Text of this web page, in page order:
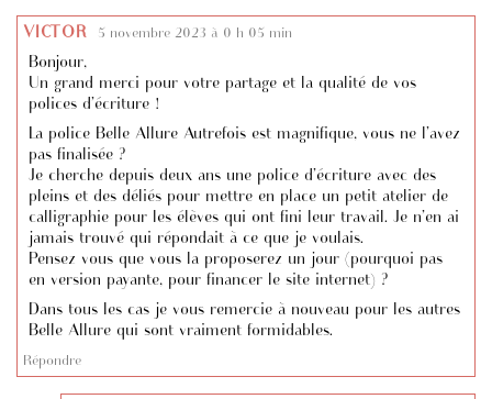
VICTOR 5 novembre 2023 à 0 h 05 min
Bonjour,
Un grand merci pour votre partage et la qualité de vos
polices d’écriture !
La police Belle Allure Autrefois est magnifique, vous ne l’avez
pas finalisée ?
Je cherche depuis deux ans une police d’écriture avec des
pleins et des déliés pour mettre en place un petit atelier de
calligraphie pour les élèves qui ont fini leur travail. Je n’en ai
jamais trouvé qui répondait à ce que je voulais.
Pensez vous que vous la proposerez un jour (pourquoi pas
en version payante, pour financer le site internet) ?
Dans tous les cas je vous remercie à nouveau pour les autres
Belle Allure qui sont vraiment formidables.
Répondre